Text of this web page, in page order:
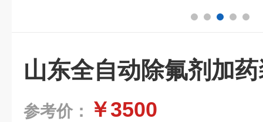
山东全自动除氟剂加
参考价： ￥3500